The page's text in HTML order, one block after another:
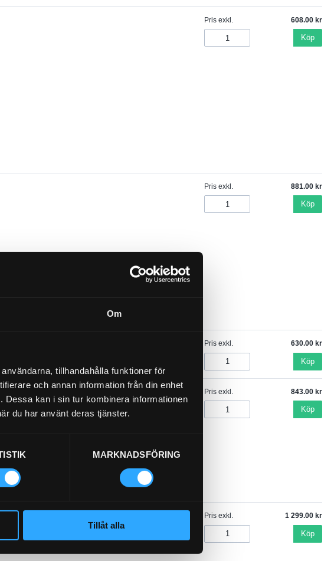
Om
tillhandahålla funktioner för
och annan information från din enhet
kan i sin tur kombinera informationen
du har använt deras tjänster.
MARKNADSFÖRING
Tillåt alla
Pris exkl. 608.00
Köp
Pris exkl. 881.00
Köp
Pris exkl. 630.00
Köp
Pris exkl. 843.00
Köp
Pris exkl. 1 299.00
Köp